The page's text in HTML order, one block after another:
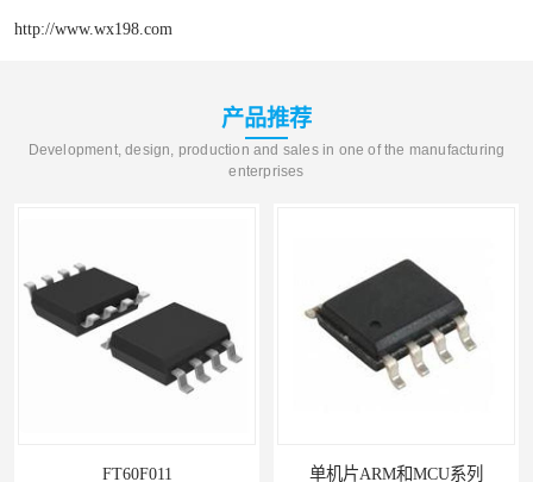
http://www.wx198.com
产品推荐
Development, design, production and sales in one of the manufacturing
enterprises
FT60F011 单机片ARM和MCU系列